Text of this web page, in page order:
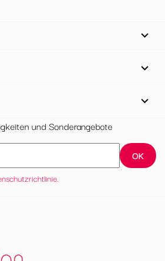



und Sonderangebote